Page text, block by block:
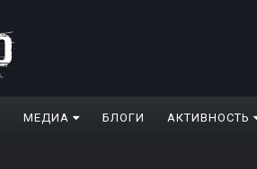
МЕДИА БЛОГИ АКТИВНОСТЬ